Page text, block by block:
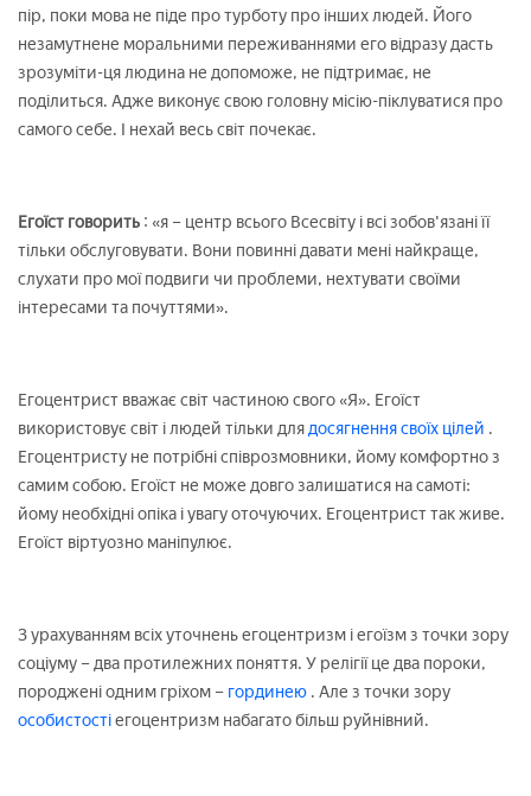
пір, поки мова не піде про турботу про інших людей. Його
незамутнене моральними переживаннями его відразу дасть
зрозуміти-ця людина не допоможе, не підтримає, не
поділиться. Адже виконує свою головну місію-піклуватися про
самого себе. І нехай весь світ почекає.
Егоїст говорить : «я – центр всього Всесвіту і всі зобов'язані її
тільки обслуговувати. Вони повинні давати мені найкраще,
слухати про мої подвиги чи проблеми, нехтувати своїми
інтересами та почуттями».
Егоцентрист вважає світ частиною свого «Я». Егоїст
використовує світ і людей тільки длядосягнення своїх цілей .
Егоцентристу не потрібні співрозмовники, йому комфортно з
самим собою. Егоїст не може довго залишатися на самоті:
йому необхідні опіка і увагу оточуючих. Егоцентрист так живе.
Егоїст віртуозно маніпулює.
З урахуванням всіх уточнень егоцентризм і егоїзм з точки зору
соціуму – два протилежних поняття. У релігії це два пороки,
породжені одним гріхом – гординею . Але з точки зору
особистостіегоцентризм набагато більш руйнівний.